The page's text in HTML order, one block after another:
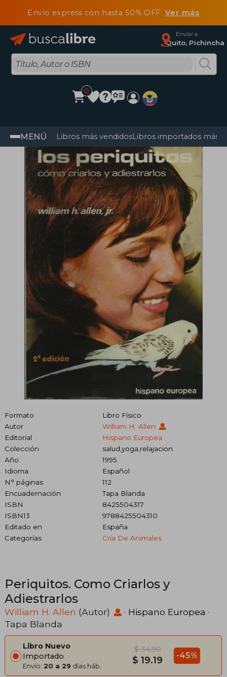
Envío express con hasta 50% OFF Ver más
Enviar a
Quito, Pichincha
0
MENÚ Libros más vendidosLibros importados más
Formato
Libro Físico
Autor
William H. Allen
Editorial
Hispano Europea
Colección
salud,yoga,relajacion
Año
1995
Idioma
Español
N° páginas
112
Encuadernación
Tapa Blanda
ISBN
8425504317
ISBN13
9788425504310
Editado en
España
Categorías
Cría De Animales
Periquitos. Como Criarlos y
Adiestrarlos
William H. Allen (Autor) · Hispano Europea ·
Tapa Blanda
Libro Nuevo
Importado
Envío: 20 a 29 días háb.
$ 34.90
$ 19.19 -45%